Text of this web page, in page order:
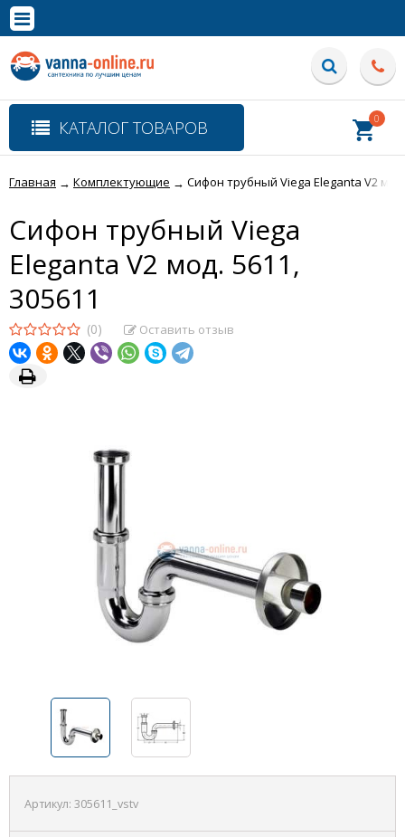
Полная версия сайта
КАТАЛОГ ТОВАРОВ 0
Главная → Комплектующие → Сифон трубный Viega Eleganta V2 мод.
Сифон трубный Viega
Eleganta V2 мод. 5611,
305611
(0) Оставить отзыв
Артикул: 305611_vstv